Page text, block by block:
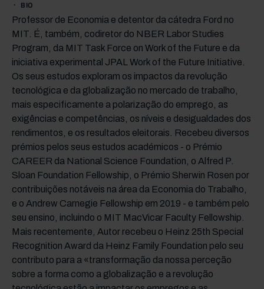
BIO
Professor de Economia e detentor da cátedra Ford no
MIT. É, também, codiretor do NBER Labor Studies
Program, da MIT Task Force on Work of the Future e da
iniciativa experimental JPAL Work of the Future Initiative.
Os seus estudos exploram os impactos da revolução
tecnológica e da globalização no mercado de trabalho,
mais especificamente a polarização do emprego, as
exigências e competências, os níveis e desigualdades dos
rendimentos, e os resultados eleitorais. Recebeu diversos
prémios pelos seus estudos académicos - o Prémio
CAREER da National Science Foundation, o Alfred P.
Sloan Foundation Fellowship, o Prémio Sherwin Rosen por
contribuições notáveis na área da Economia do Trabalho,
e o Andrew Carnegie Fellowship em 2019 - e também pelo
seu ensino, incluindo o MIT MacVicar Faculty Fellowship.
Mais recentemente, Autor recebeu o Heinz 25th Special
Recognition Award da Heinz Family Foundation pelo seu
contributo para a «transformação da nossa perceção
sobre a forma como a globalização e a revolução